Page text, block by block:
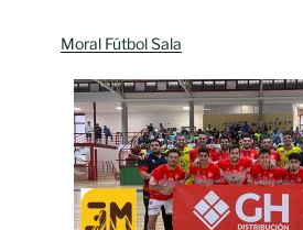
Moral Fútbol Sala